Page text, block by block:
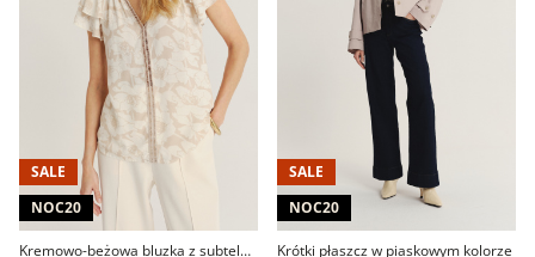
SALE
NOC20
Kremowo-beżowa bluzka z subtelne kwiaty
SALE
NOC20
Krótki płaszcz w piaskowym kolorze